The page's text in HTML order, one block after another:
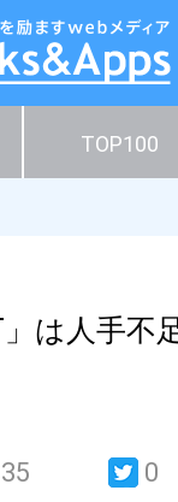
TOP100
」は人手
35 0